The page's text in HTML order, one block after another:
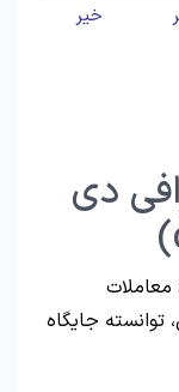
خیر
دی
معاملات
توانسته جایگاه